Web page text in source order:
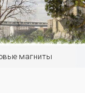
магниты